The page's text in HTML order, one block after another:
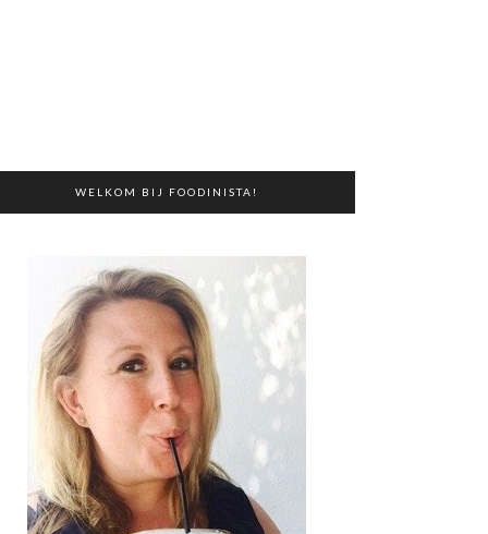
WELKOM BIJ FOODINISTA!